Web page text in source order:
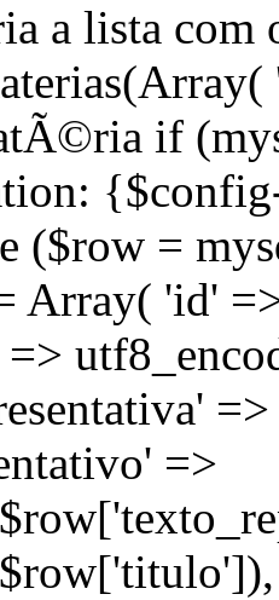
a lista com
if
($row =
Array( 'id'
=>
=>